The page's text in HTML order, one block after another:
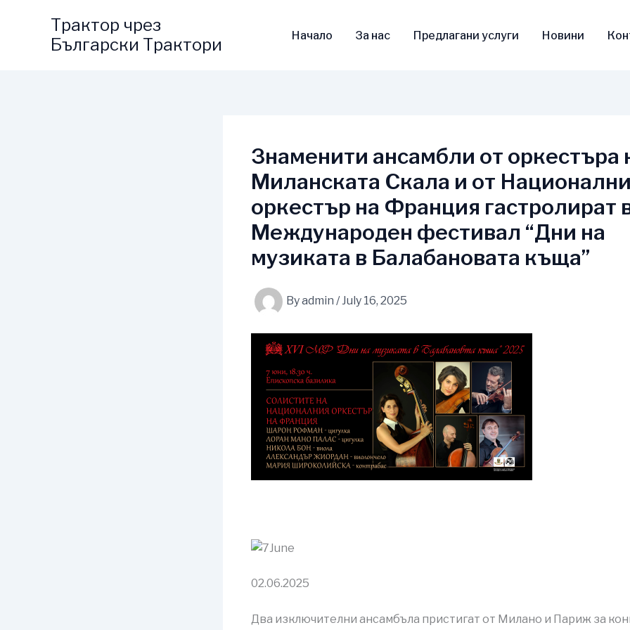
Трактор чрез
Български Трактори
Начало За нас Предлагани услуги Новини
Знаменити ансамбли от оркестъра
Миланската Скала и от
оркестър на Франция гастролират
Международен фестивал “Дни на
музиката в Балабановата къща”
Byadmin /July 16, 2025
02.06.2025
Два изключителни ансамбъла пристигат от Милано и Париж за